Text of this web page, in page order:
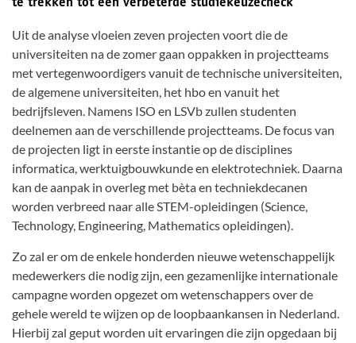
te trekken tot een verbeterde studiekeuzecheck
Uit de analyse vloeien zeven projecten voort die de
universiteiten na de zomer gaan oppakken in projectteams
met vertegenwoordigers vanuit de technische universiteiten,
de algemene universiteiten, het hbo en vanuit het
bedrijfsleven. Namens ISO en LSVb zullen studenten
deelnemen aan de verschillende projectteams. De focus van
de projecten ligt in eerste instantie op de disciplines
informatica, werktuigbouwkunde en elektrotechniek. Daarna
kan de aanpak in overleg met bèta en techniekdecanen
worden verbreed naar alle STEM-opleidingen (Science,
Technology, Engineering, Mathematics opleidingen).
Zo zal er om de enkele honderden nieuwe wetenschappelijk
medewerkers die nodig zijn, een gezamenlijke internationale
campagne worden opgezet om wetenschappers over de
gehele wereld te wijzen op de loopbaankansen in Nederland.
Hierbij zal geput worden uit ervaringen die zijn opgedaan bij